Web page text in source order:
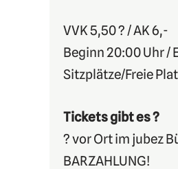
VVK 5,50 ? / AK 6,-
Beginn 20:00 Uhr /
Sitzplätze/Freie
Tickets gibt es ?
? vor Ort im jubez
BARZAHLUNG!